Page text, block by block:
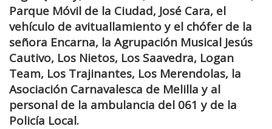
Parque Móvil de la Ciudad, José Cara, el
vehículo de avituallamiento y el chófer de la
señora Encarna, la Agrupación Musical Jesús
Cautivo, Los Nietos, Los Saavedra, Logan
Team, Los Trajinantes, Los Merendolas, la
Asociación Carnavalesca de Melilla y al
personal de la ambulancia del 061 y de la
Policía Local.